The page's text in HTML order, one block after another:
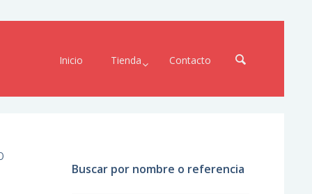
Inicio Tienda Contacto
Buscar por nombre o referencia